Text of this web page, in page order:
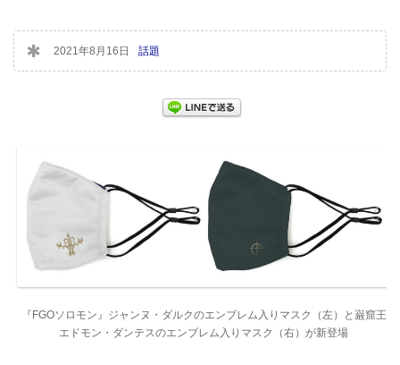
2021年8月16日 話題
『FGOソロモン』ジャンヌ・ダルクのエンブレム入りマスク（左）と巌窟王
エドモン・ダンテスのエンブレム入りマスク（右）が新登場